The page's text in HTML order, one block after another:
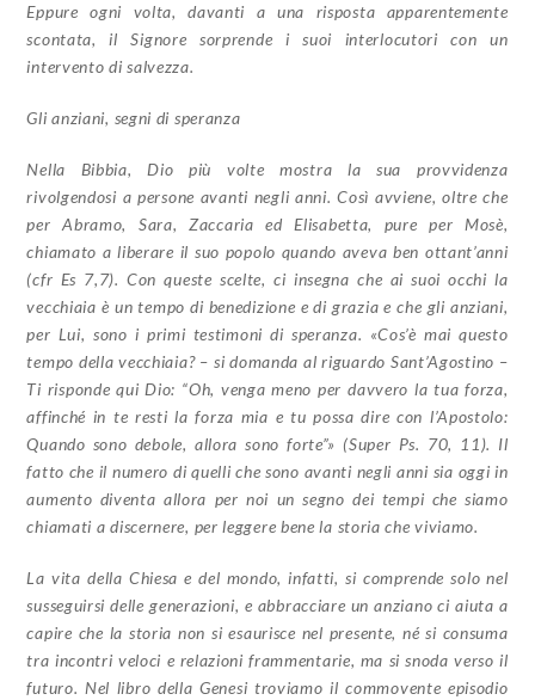
Eppure ogni volta, davanti a una risposta apparentemente
scontata, il Signore sorprende i suoi interlocutori con un
intervento di salvezza.
Gli anziani, segni di speranza
Nella Bibbia, Dio più volte mostra la sua provvidenza
rivolgendosi a persone avanti negli anni. Così avviene, oltre che
per Abramo, Sara, Zaccaria ed Elisabetta, pure per Mosè,
chiamato a liberare il suo popolo quando aveva ben ottant’anni
(cfr Es 7,7). Con queste scelte, ci insegna che ai suoi occhi la
vecchiaia è un tempo di benedizione e di grazia e che gli anziani,
per Lui, sono i primi testimoni di speranza. «Cos’è mai questo
tempo della vecchiaia? – si domanda al riguardo Sant’Agostino –
Ti risponde qui Dio: “Oh, venga meno per davvero la tua forza,
affinché in te resti la forza mia e tu possa dire con l’Apostolo:
Quando sono debole, allora sono forte”» (Super Ps. 70, 11). Il
fatto che il numero di quelli che sono avanti negli anni sia oggi in
aumento diventa allora per noi un segno dei tempi che siamo
chiamati a discernere, per leggere bene la storia che viviamo.
La vita della Chiesa e del mondo, infatti, si comprende solo nel
susseguirsi delle generazioni, e abbracciare un anziano ci aiuta a
capire che la storia non si esaurisce nel presente, né si consuma
tra incontri veloci e relazioni frammentarie, ma si snoda verso il
futuro. Nel libro della Genesi troviamo il commovente episodio